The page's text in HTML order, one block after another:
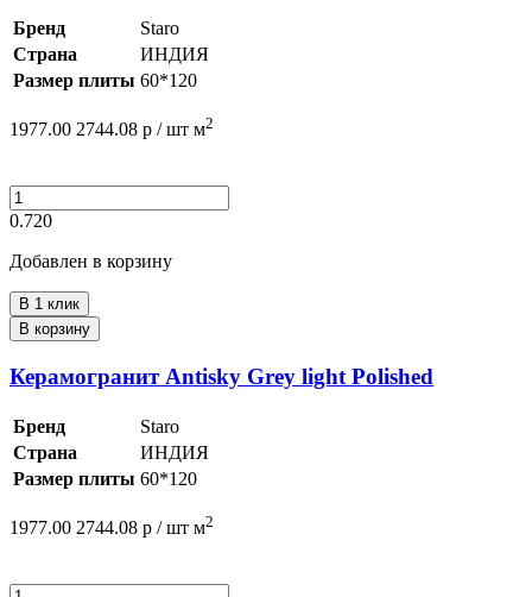
Бренд
Staro
Страна
ИНДИЯ
Размер плиты 60*120
1977.00 2744.08 р / шт м2
0.720
Добавлен в корзину
В 1 клик
В корзину
Керамогранит Antisky Grey light Polished
Бренд
Staro
Страна
ИНДИЯ
Размер плиты 60*120
1977.00 2744.08 р / шт м2